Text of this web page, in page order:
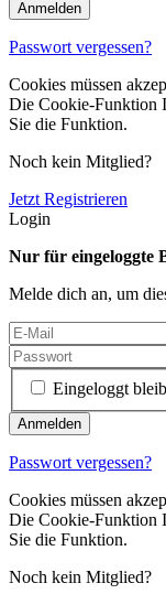
Passwort vergessen?
Cookies müssen
Die Cookie-Funktion
Sie die Funktion.
Noch kein Mitglied?
Jetzt Registrieren
Login
Nur für eingeloggte
Melde dich an, um
Eingeloggt
Passwort vergessen?
Cookies müssen
Die Cookie-Funktion
Sie die Funktion.
Noch kein Mitglied?